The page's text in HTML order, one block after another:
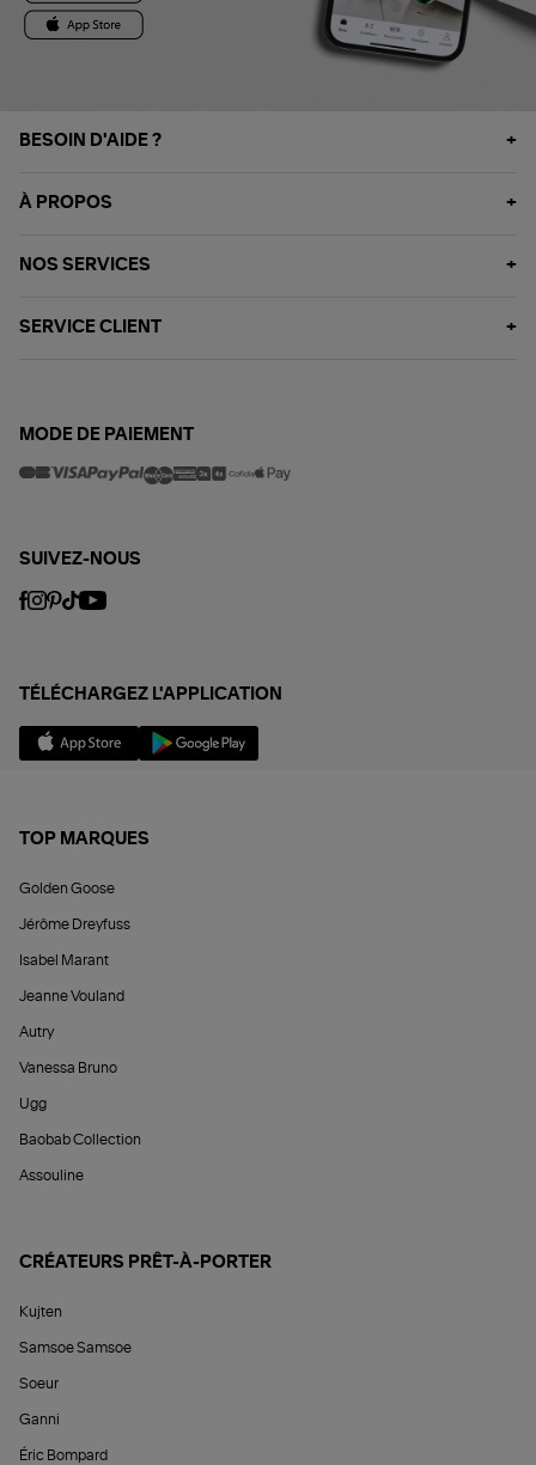
BESOIN D'AIDE ?
À PROPOS
NOS SERVICES
SERVICE CLIENT
MODE DE PAIEMENT
SUIVEZ-NOUS
TÉLÉCHARGEZ L'APPLICATION
TOP MARQUES
Golden Goose
Jérôme Dreyfuss
Isabel Marant
Jeanne Vouland
Autry
Vanessa Bruno
Ugg
Baobab Collection
Assouline
CRÉATEURS PRÊT-À-PORTER
Kujten
Samsoe Samsoe
Soeur
Ganni
Éric Bompard